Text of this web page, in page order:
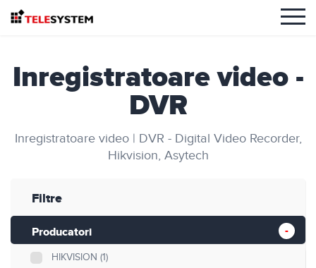
Inregistratoare video -
DVR
Inregistratoare video | DVR - Digital Video Recorder,
Hikvision, Asytech
Filtre
Producatori
HIKVISION (1)